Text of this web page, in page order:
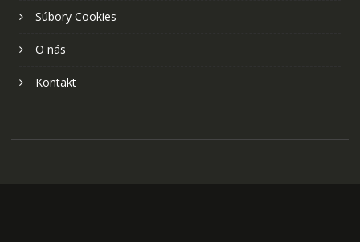
Súbory Cookies
O nás
Kontakt